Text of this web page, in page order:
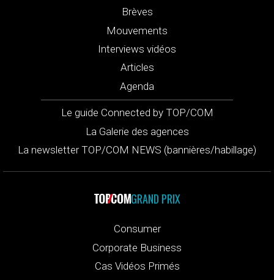
Brèves
Mouvements
Interviews vidéos
Articles
Agenda
Le guide Connected by TOP/COM
La Galerie des agences
La newsletter TOP/COM NEWS (bannières/habillage)
GRAND PRIX
Consumer
Corporate Business
Cas Vidéos Primés